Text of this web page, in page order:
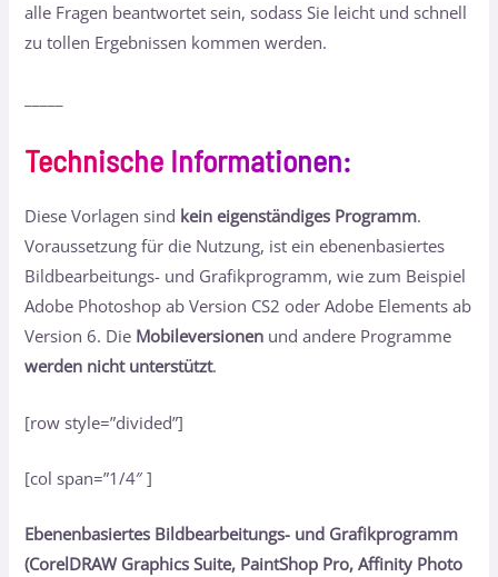
alle Fragen beantwortet sein, sodass Sie leicht und schnell
zu tollen Ergebnissen kommen werden.
Technische Informationen:
Diese Vorlagen sind kein eigenständiges Programm.
Voraussetzung für die Nutzung, ist ein ebenenbasiertes
Bildbearbeitungs- und Grafikprogramm, wie zum Beispiel
Adobe Photoshop ab Version CS2 oder Adobe Elements ab
Version 6. Die Mobileversionen und andere Programme
werden nicht unterstützt.
[row style=”divided”]
[col span=”1/4″ ]
Ebenenbasiertes Bildbearbeitungs- und Grafikprogramm
(CorelDRAW Graphics Suite, PaintShop Pro, Affinity Photo